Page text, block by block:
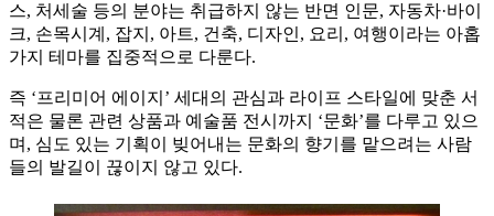
스, 처세술 등의 분야는 취급하지 않는 반면 인문, 자동차·바이
크, 손목시계, 잡지, 아트, 건축, 디자인, 요리, 여행이라는 아홉
가지 테마를 집중적으로 다룬다.
즉 ‘프리미어 에이지’ 세대의 관심과 라이프 스타일에 맞춘 서
적은 물론 관련 상품과 예술품 전시까지 ‘문화’를 다루고 있으
며, 심도 있는 기획이 빚어내는 문화의 향기를 맡으려는 사람
들의 발길이 끊이지 않고 있다.